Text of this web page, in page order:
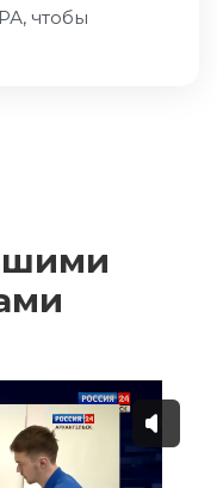
чтобы